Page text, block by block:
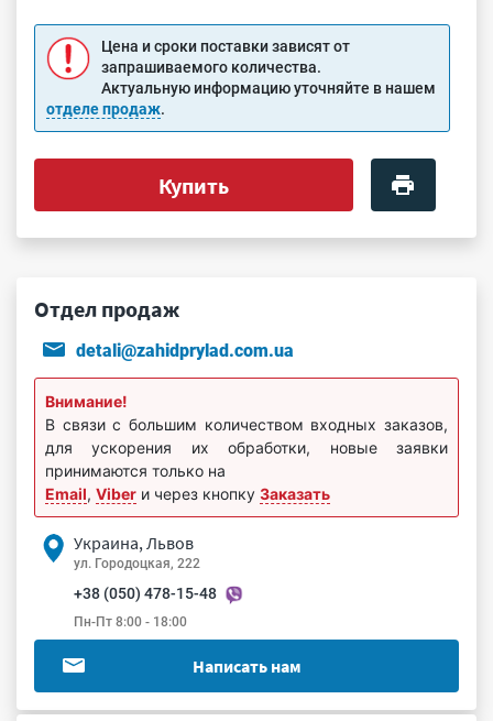
Цена и сроки поставки зависят от
запрашиваемого количества.
Актуальную информацию уточняйте в нашем
отделе продаж.
Купить
Отдел продаж
detali@zahidprylad.com.ua
Внимание!
В связи с большим количеством входных заказов,
для ускорения их обработки, новые заявки
принимаются только на
Email, Viber и через кнопку Заказать
Украина, Львов
ул. Городоцкая, 222
+38 (050) 478-15-48
Пн-Пт 8:00 - 18:00
Написать нам